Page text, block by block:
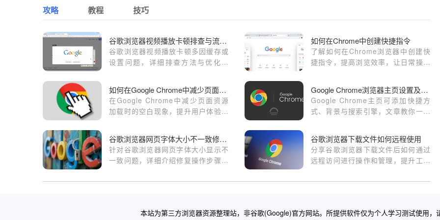
攻略 教程 技巧
谷歌浏览器视频播放卡顿排查与流畅度提升教程
谷歌浏览器视频播放卡顿多因缓存或
设置问题，详细排查方法与优化技
如何在Chrome中创建快捷指令
了解如何在Chrome浏览器中创建快
捷指令，提高浏览效率，让日常操作
如何在Google Chrome中减少页面资源加载时的空白
在Google Chrome中减少页面资源
加载时的空白现象，提升用户体验。
Google Chrome浏览器主页设置及个性化定制教程
Google Chrome主页可添加快捷方
式、背景与搜索引擎，文章教你一步
谷歌浏览器网页字体大小不一致修复操作步骤
针对谷歌浏览器网页字体大小显示不
一致问题，详细介绍修复操作步骤，
验。
谷歌浏览器下载文件如何远程使用
分享谷歌浏览器下载文件后如何通过
远程访问进行操作和管理，提升工作
本站为第三方浏览器资源整理站，非谷歌(Google)官方网站。所提供软件仅为个人学习测试使用，